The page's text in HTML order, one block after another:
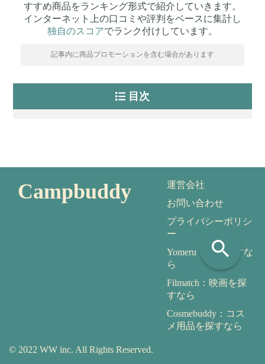
すすめ商品をランキング形式で紹介していきます。
インターネット上の口コミや評判をベースに集計し
独自のスコアでランク付けしています。
記事内に商品プロモーションを含む場合があります
目次
search
Campbuddy
運営会社
お問い合わせ
プライバシーポリシ
ー
Yomeru：本を探すな
ら
Filmatch：映画を探
すなら
Cosmebuddy：コス
メ用品を探すなら
© 2022 WW inc. All Rights Reserved.